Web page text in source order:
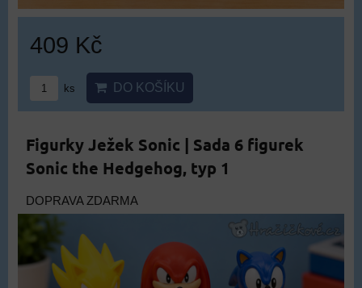
409 Kč
ks DO KOŠÍKU
Figurky Ježek Sonic | Sada 6 figurek
Sonic the Hedgehog, typ 1
DOPRAVA ZDARMA